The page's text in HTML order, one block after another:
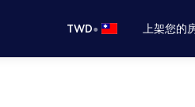
TWD• 上架您的